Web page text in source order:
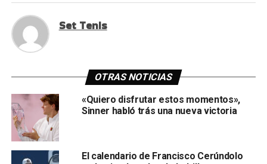
Set Tenis
OTRAS NOTICIAS
«Quiero disfrutar estos momentos»,
Sinner habló trás una nueva victoria
El calendario de Francisco Cerúndolo